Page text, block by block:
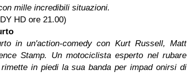
mille incredibili situazioni.
HD ore 21.00)
in un'action-comedy con Kurt Russell, Matt
Stamp. Un motociclista esperto nel rubare
in piedi la sua banda per impad onirsi di